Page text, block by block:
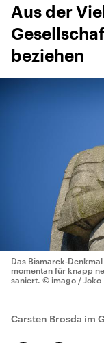
Aus der
beziehen
Das Bismarck-
momentan für knapp
saniert. © imago / Joko
Carsten Brosda im